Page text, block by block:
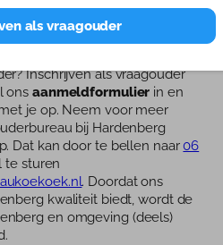
netwerk voor
Hierdoor weten wij altijd
Inschrijven als vraagouder
ons aanmeldformulier in en
je op. Neem voor meer
bij Hardenberg
Dat kan door te bellen naar06
sturen
. Doordat ons
kwaliteit biedt, wordt de
en omgeving (deels)
als vraagouder